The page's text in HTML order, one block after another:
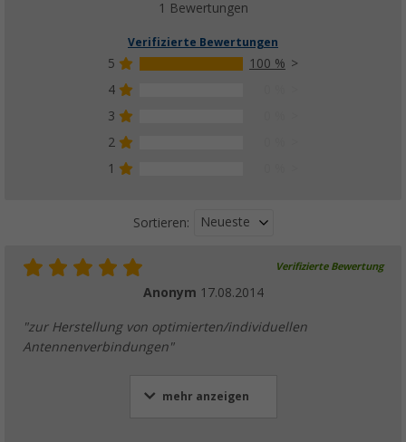
1 Bewertungen
Verifizierte Bewertungen
5
100 %
4
3
2
1
Sortieren: Neueste
Verifizierte Bewertung
Anonym 17.08.2014
"zur Herstellung von optimierten/individuellen
Antennenverbindungen"
mehr anzeigen